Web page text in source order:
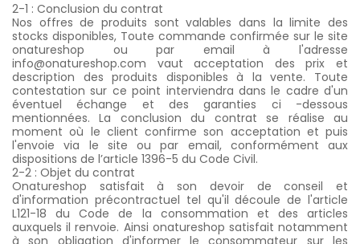
2-1 : Conclusion du contrat
Nos offres de produits sont valables dans la limite des
stocks disponibles, Toute commande confirmée sur le site
onatureshop ou par email à l'adresse
info@onatureshop.com vaut acceptation des prix et
description des produits disponibles à la vente. Toute
contestation sur ce point interviendra dans le cadre d'un
éventuel échange et des garanties ci -dessous
mentionnées. La conclusion du contrat se réalise au
moment où le client confirme son acceptation et puis
l'envoie via le site ou par email, conformément aux
dispositions de l’article 1396-5 du Code Civil.
2-2 : Objet du contrat
Onatureshop satisfait à son devoir de conseil et
d'information précontractuel tel qu'il découle de l'article
L121-18 du Code de la consommation et des articles
auxquels il renvoie. Ainsi onatureshop satisfait notamment
à son obligation d'informer le consommateur sur les